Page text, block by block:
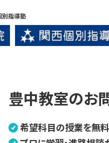
別指導塾
豊中教室のお
希望科目の授業を無